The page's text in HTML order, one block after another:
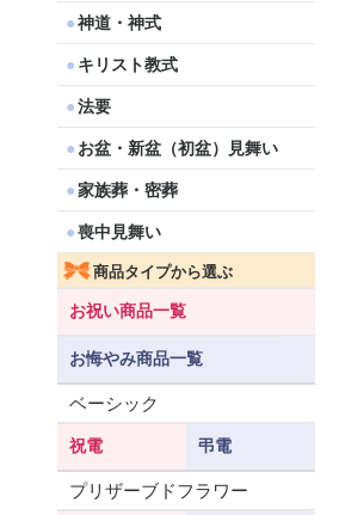
神道・神式
キリスト教式
法要
お盆・新盆（初盆）見舞い
家族葬・密葬
喪中見舞い
商品タイプから選ぶ
お祝い商品一覧
お悔やみ商品一覧
ベーシック
祝電 弔電
プリザーブドフラワー